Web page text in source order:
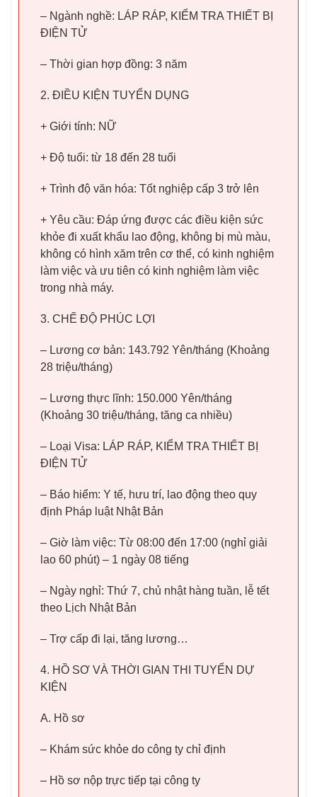
– Ngành nghề: LÁP RÁP, KIỂM TRA THIẾT BỊ
ĐIỆN TỬ
– Thời gian hợp đồng: 3 năm
2. ĐIỀU KIỆN TUYỂN DỤNG
+ Giới tính: NỮ
+ Độ tuổi: từ 18 đến 28 tuổi
+ Trình độ văn hóa: Tốt nghiệp cấp 3 trở lên
+ Yêu cầu: Đáp ứng được các điều kiện sức
khỏe đi xuất khẩu lao động, không bị mù màu,
không có hình xăm trên cơ thể, có kinh nghiệm
làm việc và ưu tiên có kinh nghiệm làm việc
trong nhà máy.
3. CHẾ ĐỘ PHÚC LỢI
– Lương cơ bản: 143.792 Yên/tháng (Khoảng
28 triệu/tháng)
– Lương thực lĩnh: 150.000 Yên/tháng
(Khoảng 30 triệu/tháng, tăng ca nhiều)
– Loại Visa: LÁP RÁP, KIỂM TRA THIẾT BỊ
ĐIỆN TỬ
– Báo hiểm: Y tế, hưu trí, lao động theo quy
định Pháp luật Nhật Bản
– Giờ làm việc: Từ 08:00 đến 17:00 (nghỉ giải
lao 60 phút) – 1 ngày 08 tiếng
– Ngày nghỉ: Thứ 7, chủ nhật hàng tuần, lễ tết
theo Lịch Nhật Bản
– Trợ cấp đi lại, tăng lương…
4. HỒ SƠ VÀ THỜI GIAN THI TUYỂN DỰ
KIỆN
A. Hồ sơ
– Khám sức khỏe do công ty chỉ định
– Hồ sơ nộp trực tiếp tại công ty